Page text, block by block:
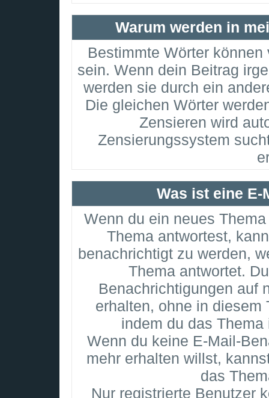
Warum werden in
Bestimmte Wörter
sein. Wenn dein Beitrag
werden sie durch ein
Die gleichen Wörter
Zensieren wird
Zensierungssystem
Was ist eine
Wenn du ein neues
Thema antwortest,
benachrichtigt zu werden,
Thema antwortet.
Benachrichtigungen auf
erhalten, ohne in diesem
indem du das
Wenn du keine E-Mail-
mehr erhalten willst,
das
Nur registrierte Benutzer